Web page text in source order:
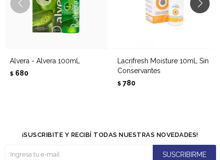
Alvera - Alvera 100mL
$ 680
Conservantes
$ 780
¡SUSCRIBITE Y RECIBÍ TODAS NUESTRAS NOVEDADES!
SUSCRIBIRME